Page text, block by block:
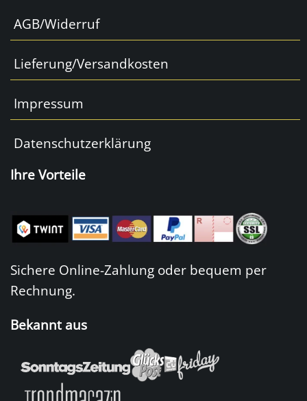
AGB/Widerruf
Lieferung/Versandkosten
Impressum
Datenschutzerklärung
Ihre Vorteile
Sichere Online-Zahlung oder bequem per
Rechnung.
Bekannt aus